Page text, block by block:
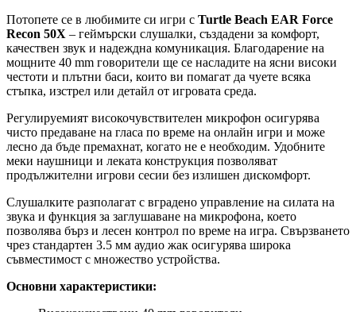
Потопете се в любимите си игри с Turtle Beach EAR Force
Recon 50X – геймърски слушалки, създадени за комфорт,
качествен звук и надеждна комуникация. Благодарение на
мощните 40 mm говорители ще се насладите на ясни високи
честоти и плътни баси, които ви помагат да чуете всяка
стъпка, изстрел или детайл от игровата среда.
Регулируемият високочувствителен микрофон осигурява
чисто предаване на гласа по време на онлайн игри и може
лесно да бъде премахнат, когато не е необходим. Удобните
меки наушници и леката конструкция позволяват
продължителни игрови сесии без излишен дискомфорт.
Слушалките разполагат с вградено управление на силата на
звука и функция за заглушаване на микрофона, което
позволява бърз и лесен контрол по време на игра. Свързването
чрез стандартен 3.5 мм аудио жак осигурява широка
съвместимост с множество устройства.
Основни характеристики: